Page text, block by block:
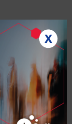
X